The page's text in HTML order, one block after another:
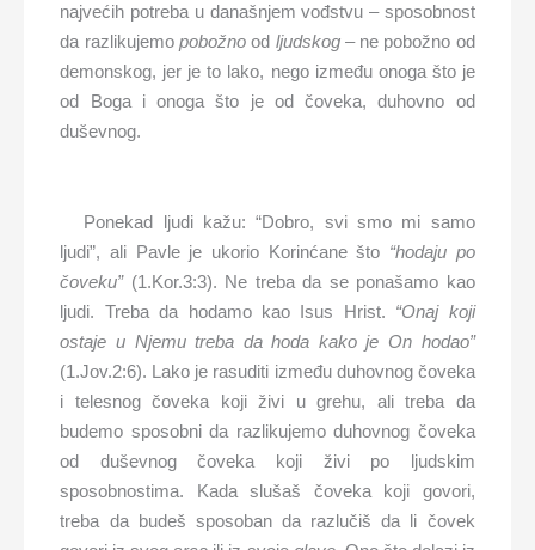
najvećih potreba u današnjem vođstvu – sposobnost
da razlikujemo pobožnood ljudskog – ne pobožno od
demonskog, jer je to lako, nego između onoga što je
od Boga i onoga što je od čoveka, duhovno od
duševnog.
Ponekad ljudi kažu: “Dobro, svi smo mi samo
ljudi”, ali Pavle je ukorio Korinćane što “hodaju po
čoveku”(1.Kor.3:3). Ne treba da se ponašamo kao
ljudi. Treba da hodamo kao Isus Hrist. “Onaj koji
ostaje u Njemu treba da hoda kako je On hodao”
(1.Jov.2:6). Lako je rasuditi između duhovnog čoveka
i telesnog čoveka koji živi u grehu, ali treba da
budemo sposobni da razlikujemo duhovnog čoveka
od duševnog čoveka koji živi po ljudskim
sposobnostima. Kada slušaš čoveka koji govori,
treba da budeš sposoban da razlučiš da li čovek